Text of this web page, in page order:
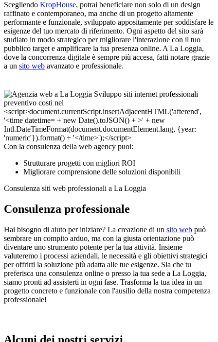
Scegliendo KropHouse, potrai beneficiare non solo di un design
raffinato e contemporaneo, ma anche di un progetto altamente
performante e funzionale, sviluppato appositamente per soddisfare le
esigenze del tuo mercato di riferimento. Ogni aspetto del sito sarà
studiato in modo strategico per migliorare l'interazione con il tuo
pubblico target e amplificare la tua presenza online. A La Loggia,
dove la concorrenza digitale è sempre più accesa, fatti notare grazie
a un sito web avanzato e professionale.
Con la consulenza della web agency puoi:
Strutturare progetti con migliori ROI
Migliorare comprensione delle soluzioni disponibili
Consulenza siti web professionali a La Loggia
Consulenza professionale
Hai bisogno di aiuto per iniziare? La creazione di un sito web può
sembrare un compito arduo, ma con la giusta orientazione può
diventare uno strumento potente per la tua attività. Insieme
valuteremo i processi aziendali, le necessità e gli obiettivi strategici
per offrirti la soluzione più adatta alle tue esigenze. Sia che tu
preferisca una consulenza online o presso la tua sede a La Loggia,
siamo pronti ad assisterti in ogni fase. Trasforma la tua idea in un
progetto concreto e funzionale con l'ausilio della nostra competenza
professionale!